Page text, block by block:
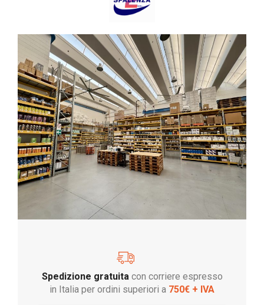
Spedizione gratuita con corriere espresso
in Italia per ordini superiori a 750€ + IVA